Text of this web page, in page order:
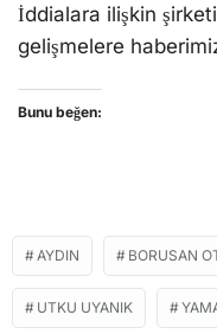
İddialara ilişkin
gelişmelere
Bunu beğen:
AYDIN BORUSAN
UTKU UYANIK